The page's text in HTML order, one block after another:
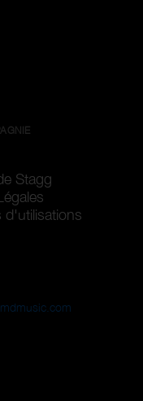
Stagg
d'utilisations